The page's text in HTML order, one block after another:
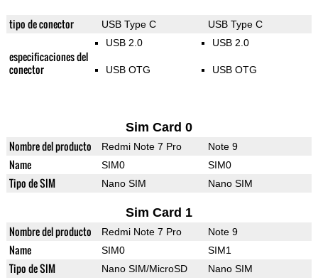
tipo de conector USB Type C USB Type C
especificaciones del
conector
USB 2.0
USB OTG
USB 2.0
USB OTG
Sim Card 0
Nombre del producto Redmi Note 7 Pro Note 9
Name SIM0 SIM0
Tipo de SIM Nano SIM Nano SIM
Sim Card 1
Nombre del producto Redmi Note 7 Pro Note 9
Name SIM0 SIM1
Tipo de SIM Nano SIM/MicroSD Nano SIM